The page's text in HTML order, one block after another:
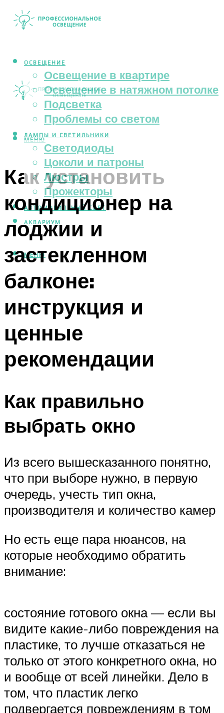
ОСВЕЩЕНИЕ
Освещение в квартире
Освещение в натяжном потолке
Подсветка
Проблемы со светом
ЛАМПЫ И СВЕТИЛЬНИКИ
Светодиоды
Цоколи и патроны
Люстры
Прожекторы
АВТОМОБИЛЬНЫЙ СВЕТ
АКВАРИУМ
МЕНЮ
МЕНЮ
Как установить
кондиционер на
лоджии и
застекленном
балконе:
инструкция и
ценные
рекомендации
Как правильно
выбрать окно
Из всего вышесказанного понятно,
что при выборе нужно, в первую
очередь, учесть тип окна,
производителя и количество камер
Но есть еще пара нюансов, на
которые необходимо обратить
внимание:
состояние готового окна — если вы
видите какие-либо повреждения на
пластике, то лучше отказаться не
только от этого конкретного окна, но
и вообще от всей линейки. Дело в
том, что пластик легко
подвергается повреждениям в том